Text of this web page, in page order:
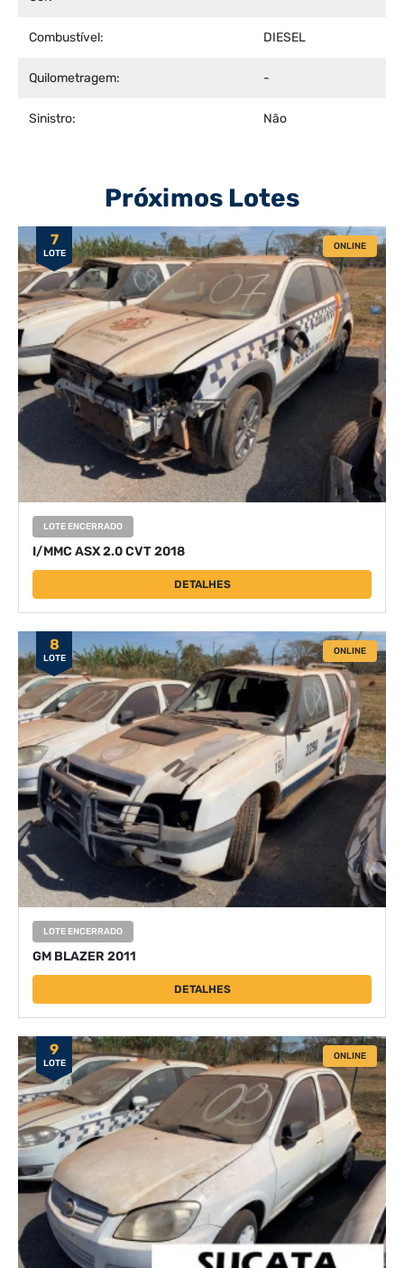
Combustível: DIESEL
Quilometragem: -
Sinistro: Não
Próximos Lotes
7
LOTE
ONLINE
LOTE ENCERRADO
I/MMC ASX 2.0 CVT 2018
DETALHES
8
LOTE
ONLINE
LOTE ENCERRADO
GM BLAZER 2011
DETALHES
9
LOTE
ONLINE